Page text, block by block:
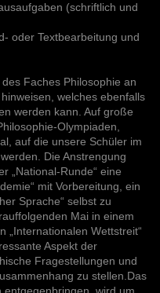
(schriftlich und
oder Textbearbeitung und
Faches Philosophie an
welches ebenfalls
werden kann. Auf große
Olympiaden,
auf die unsere Schüler im
Die Anstrengung
„National-Runde“ eine
mit Vorbereitung, ein
Sprache“ selbst zu
Mai in einem
„Internationalen Wettstreit“
Aspekt der
Fragestellungen und
zu stellen.Das